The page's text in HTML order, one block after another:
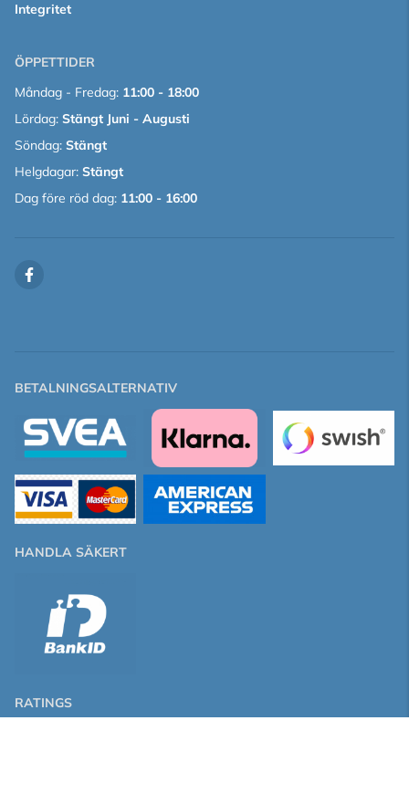
Integritet
ÖPPETTIDER
Måndag - Fredag: 11:00 - 18:00
Lördag: Stängt Juni - Augusti
Söndag: Stängt
Helgdagar: Stängt
Dag före röd dag: 11:00 - 16:00
BETALNINGSALTERNATIV
HANDLA SÄKERT
RATINGS